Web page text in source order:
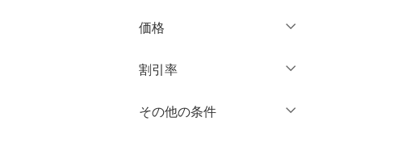
帽子
ヘアアクセサリー
マタニティウェア・ベビ
ー用品
クリア
価格
絞り込み
割引率
％OFF～ ％OFF
その他の条件